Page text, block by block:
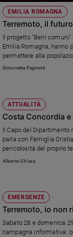
EMILIA ROMAGNA
Terremoto, il
Il progetto "Beni
Emilia Romagna, hanno
permettere alla
concetto di identità.
Simonetta Pagnotti
ATTUALITÀ
Costa Concordia
Il Capo del Dipartimento
parla con Famiglia
pericolosità del proprio
evacuazione, in modo
Alberto Chiara
EMERGENZE
Terremoto, io non
Sabato 28 e domenica
campagna informativa: